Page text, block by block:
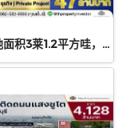
出售土地面积3莱1.2平方哇，位于暖武里府北革县空帕乌东区